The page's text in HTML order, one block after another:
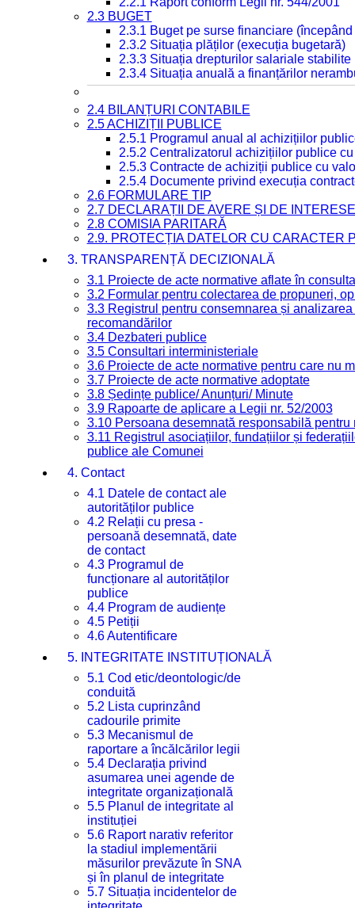
2.3 BUGET
2.3.1 Buget pe surse financiare
2.3.2 Situația plăților (execuția bugetară)
2.3.3 Situația drepturilor salariale
2.3.4 Situația anuală a finanțărilor
2.4 BILANȚURI CONTABILE
2.5 ACHIZIȚII PUBLICE
2.5.1 Programul anual al achizițiilor
2.5.2 Centralizatorul achizițiilor publice
2.5.3 Contracte de achiziții publice cu
2.5.4 Documente privind execuția
2.6 FORMULARE TIP
2.7 DECLARAȚII DE AVERE ȘI DE INTERESE
2.8 COMISIA PARITARĂ
2.9. PROTECȚIA DATELOR CU CARACTER
3. TRANSPARENȚĂ DECIZIONALĂ
3.1 Proiecte de acte normative aflate în
3.2 Formular pentru colectarea de propuneri,
3.3 Registrul pentru consemnarea și
recomandărilor
3.4 Dezbateri publice
3.5 Consultari interministeriale
3.6 Proiecte de acte normative pentru care nu
3.7 Proiecte de acte normative adoptate
3.8 Ședințe publice/ Anunțuri/ Minute
3.9 Rapoarte de aplicare a Legii nr. 52/2003
3.10 Persoana desemnată responsabilă
3.11 Registrul asociațiilor, fundațiilor și
publice ale Comunei
4. Contact
4.1 Datele de contact ale
autorităților publice
4.2 Relații cu presa -
persoană desemnată, date
de contact
4.3 Programul de
funcționare al autorităților
publice
4.4 Program de audiențe
4.5 Petiții
4.6 Autentificare
5. INTEGRITATE INSTITUȚIONALĂ
5.1 Cod etic/deontologic/de
conduită
5.2 Lista cuprinzând
cadourile primite
5.3 Mecanismul de
raportare a încălcărilor legii
5.4 Declarația privind
asumarea unei agende de
integritate organizațională
5.5 Planul de integritate al
instituției
5.6 Raport narativ referitor
la stadiul implementării
măsurilor prevăzute în SNA
și în planul de integritate
5.7 Situația incidentelor de